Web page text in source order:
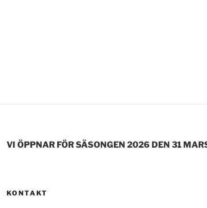
VI ÖPPNAR FÖR SÄSONGEN 2026 DEN 31
KONTAKT